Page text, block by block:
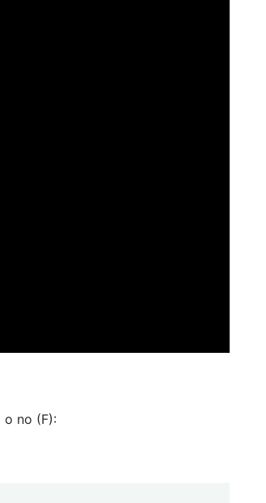
o no (F):